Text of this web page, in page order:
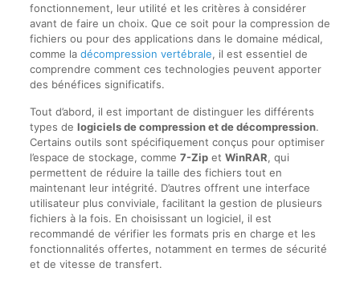
fonctionnement, leur utilité et les critères à considérer
avant de faire un choix. Que ce soit pour la compression de
fichiers ou pour des applications dans le domaine médical,
comme la décompression vertébrale, il est essentiel de
comprendre comment ces technologies peuvent apporter
des bénéfices significatifs.
Tout d’abord, il est important de distinguer les différents
types de logiciels de compression et de décompression.
Certains outils sont spécifiquement conçus pour optimiser
l’espace de stockage, comme 7-Zipet WinRAR, qui
permettent de réduire la taille des fichiers tout en
maintenant leur intégrité. D’autres offrent une interface
utilisateur plus conviviale, facilitant la gestion de plusieurs
fichiers à la fois. En choisissant un logiciel, il est
recommandé de vérifier les formats pris en charge et les
fonctionnalités offertes, notamment en termes de sécurité
et de vitesse de transfert.